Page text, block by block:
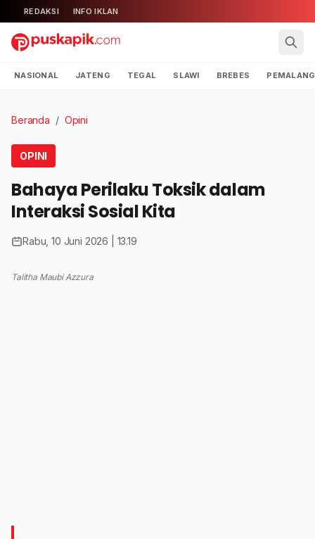
REDAKSI INFO IKLAN
NASIONAL JATENG TEGAL SLAWI BREBES PEMALANG
Beranda / Opini
OPINI
Bahaya Perilaku Toksik dalam
Interaksi Sosial Kita
Rabu, 10 Juni 2026 | 13.19
Talitha Maubi Azzura